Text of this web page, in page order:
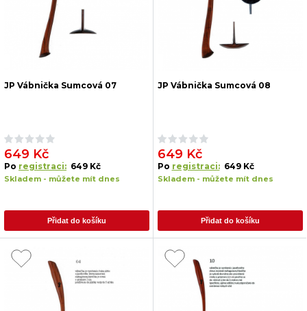
JP Vábnička Sumcová 07
649 Kč
Po registraci: 649 Kč
Skladem - můžete mít dnes
Přidat do košíku
JP Vábnička Sumcová 08
649 Kč
Po registraci: 649 Kč
Skladem - můžete mít dnes
Přidat do košíku